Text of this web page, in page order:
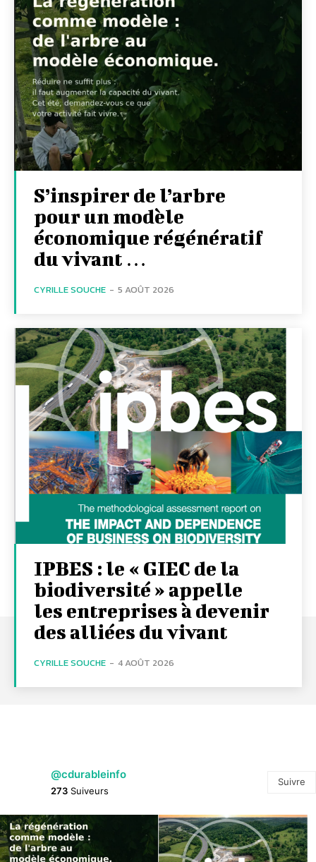
S’inspirer de l’arbre
pour un modèle
économique régénératif
du vivant …
CYRILLE SOUCHE - 5 AOÛT 2026
IPBES : le « GIEC de la
biodiversité » appelle
les entreprises à devenir
des alliées du vivant
CYRILLE SOUCHE - 4 AOÛT 2026
@cdurableinfo
273 Suiveurs
Suivre